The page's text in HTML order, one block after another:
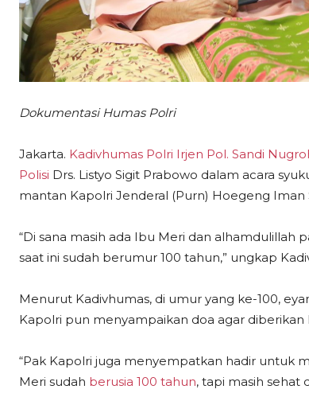
Dokumentasi Humas Polri
Jakarta. Kadivhumas Polri Irjen Pol. Sandi
Polisi Drs. Listyo Sigit Prabowo dalam acara
mantan Kapolri Jenderal (Purn) Hoegeng Iman
“Di sana masih ada Ibu Meri dan alhamdulillah
saat ini sudah berumur 100 tahun,” ungkap
Menurut Kadivhumas, di umur yang ke-100,
Kapolri pun menyampaikan doa agar diberikan
“Pak Kapolri juga menyempatkan hadir untuk
Meri sudah berusia 100 tahun, tapi masih sehat